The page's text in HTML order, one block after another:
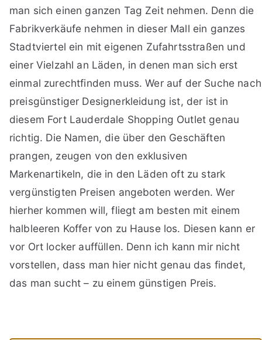
man sich einen ganzen Tag Zeit nehmen. Denn die
Fabrikverkäufe nehmen in dieser Mall ein ganzes
Stadtviertel ein mit eigenen Zufahrtsstraßen und
einer Vielzahl an Läden, in denen man sich erst
einmal zurechtfinden muss. Wer auf der Suche nach
preisgünstiger Designerkleidung ist, der ist in
diesem Fort Lauderdale Shopping Outlet genau
richtig. Die Namen, die über den Geschäften
prangen, zeugen von den exklusiven
Markenartikeln, die in den Läden oft zu stark
vergünstigten Preisen angeboten werden. Wer
hierher kommen will, fliegt am besten mit einem
halbleeren Koffer von zu Hause los. Diesen kann er
vor Ort locker auffüllen. Denn ich kann mir nicht
vorstellen, dass man hier nicht genau das findet,
das man sucht – zu einem günstigen Preis.